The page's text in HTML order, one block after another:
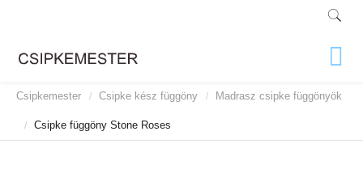
Csipkemester / Csipke kész függöny / Madrasz csipke függönyök
/ Csipke függöny Stone Roses